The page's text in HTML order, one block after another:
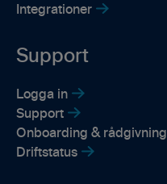
Integrationer
Support
Logga in
Support
Onboarding & rådgivning
Driftstatus